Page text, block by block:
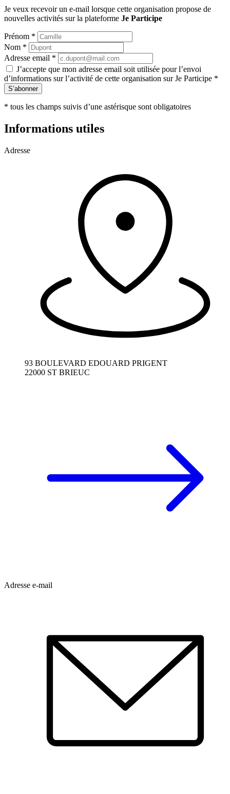
Je veux recevoir un e-mail lorsque cette organisation propose de
nouvelles activités sur la plateforme Je Participe
Prénom *
Nom *
Adresse email *
J’accepte que mon adresse email soit utilisée pour l’envoi
d’informations sur l’activité de cette organisation sur Je Participe *
S’abonner
* tous les champs suivis d’une astérisque sont obligatoires
Informations utiles
Adresse
93 BOULEVARD EDOUARD PRIGENT
22000 ST BRIEUC
Adresse e-mail